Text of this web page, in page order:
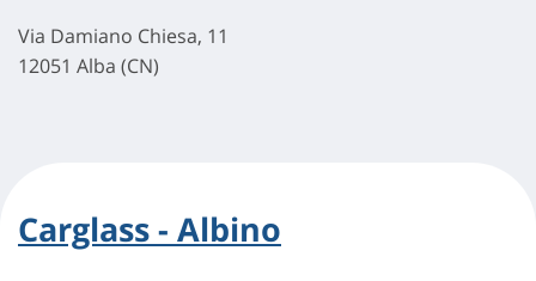
Via Damiano Chiesa, 11
12051 Alba (CN)
Carglass - Albino